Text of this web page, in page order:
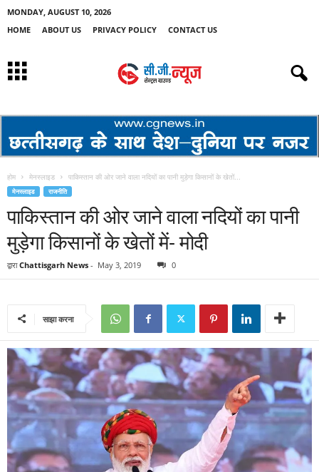
MONDAY, AUGUST 10, 2026
HOME
ABOUT US PRIVACY POLICY CONTACT US
होम मेनस्लाइड पाकिस्तान की ओर जाने वाला नदियों का पानी मुड़ेगा किसानों के खेतों...
मेनस्लाइड राजनीति
पाकिस्तान की ओर जाने वाला नदियों का पानी
मुड़ेगा किसानों के खेतों में- मोदी
द्वारा Chattisgarh News - May 3, 2019 0
साझा करना